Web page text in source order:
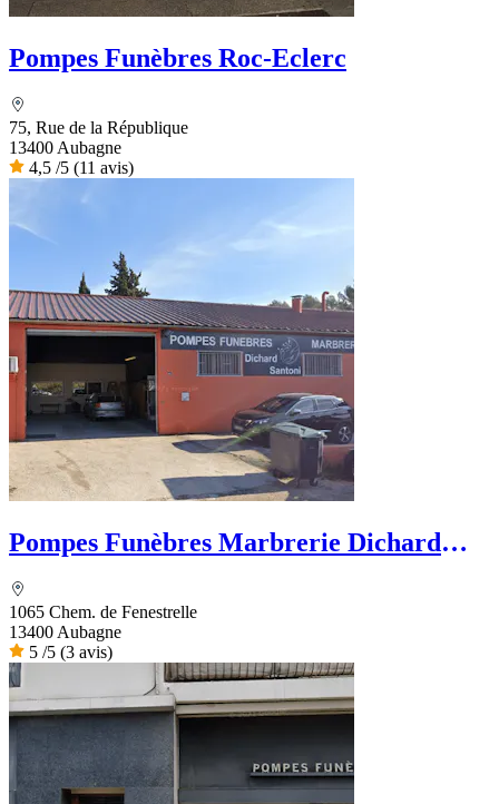
Pompes Funèbres Roc-Eclerc
75, Rue de la République
13400 Aubagne
4,5 /5 (11 avis)
Pompes Funèbres Marbrerie Dichard
1065 Chem. de Fenestrelle
13400 Aubagne
5 /5 (3 avis)